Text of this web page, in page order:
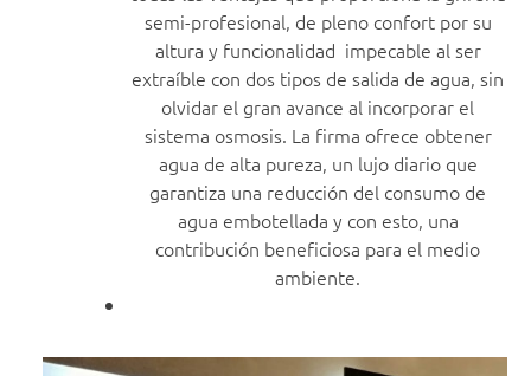
semi-profesional, de pleno confort por su
altura y funcionalidad impecable al ser
extraíble con dos tipos de salida de agua, sin
olvidar el gran avance al incorporar el
sistema osmosis. La firma ofrece obtener
agua de alta pureza, un lujo diario que
garantiza una reducción del consumo de
agua embotellada y con esto, una
contribución beneficiosa para el medio
ambiente.